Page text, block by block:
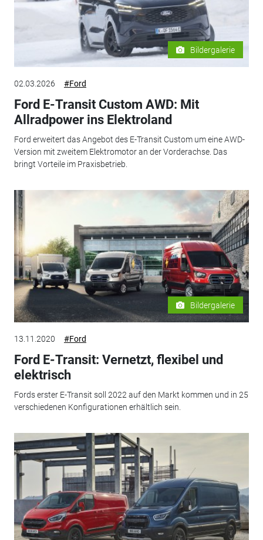
Bildergalerie
02.03.2026 #Ford
Ford E-Transit Custom AWD: Mit
Allradpower ins Elektroland
Ford erweitert das Angebot des E-Transit Custom um eine AWD-
Version mit zweitem Elektromotor an der Vorderachse. Das
bringt Vorteile im Praxisbetrieb.
Bildergalerie
13.11.2020 #Ford
Ford E-Transit: Vernetzt, flexibel und
elektrisch
Fords erster E-Transit soll 2022 auf den Markt kommen und in 25
verschiedenen Konfigurationen erhältlich sein.